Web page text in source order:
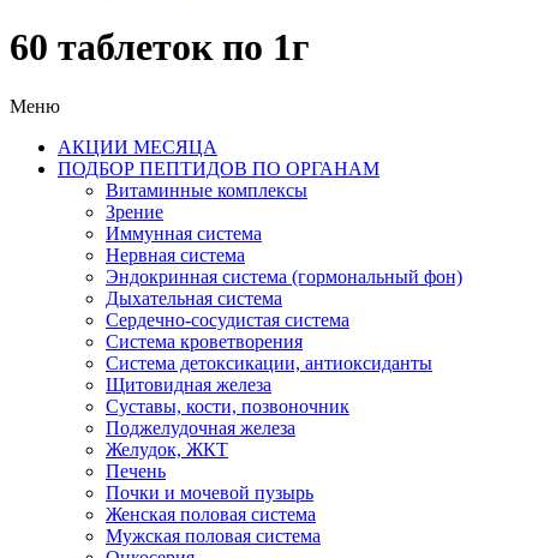
60 таблеток по 1г
Меню
АКЦИИ МЕСЯЦА
ПОДБОР ПЕПТИДОВ ПО ОРГАНАМ
Витаминные комплексы
Зрение
Иммунная система
Нервная система
Эндокринная система (гормональный фон)
Дыхательная система
Сердечно-сосудистая система
Система кроветворения
Система детоксикации, антиоксиданты
Щитовидная железа
Суставы, кости, позвоночник
Поджелудочная железа
Желудок, ЖКТ
Печень
Почки и мочевой пузырь
Женская половая система
Мужская половая система